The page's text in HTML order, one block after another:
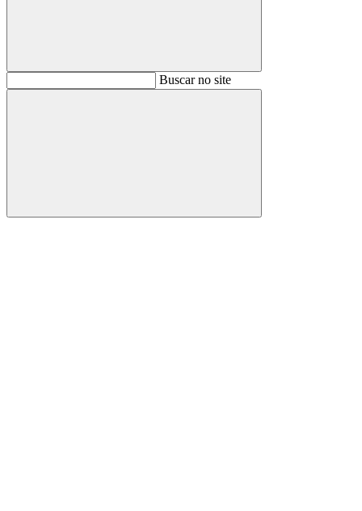
BuscarBuscar no site
Buscar